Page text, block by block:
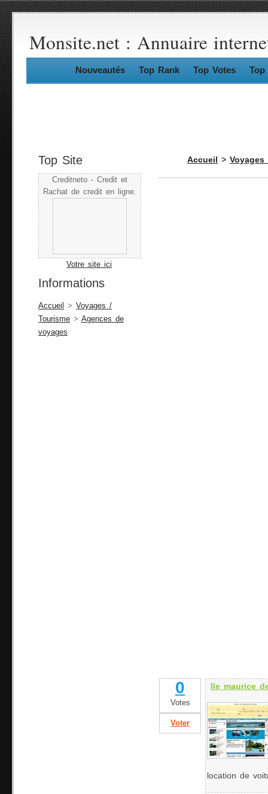
Monsite.net : Annuaire
Nouveautés Top Rank Top Votes Top
Top Site
Creditneto - Credit et
Rachat de credit en ligne.
Votre site ici
Informations
Accueil > Voyages /
Tourisme > Agences de
voyages
Accueil > Voyages
0
Votes
Voter
Ile maurice
location de